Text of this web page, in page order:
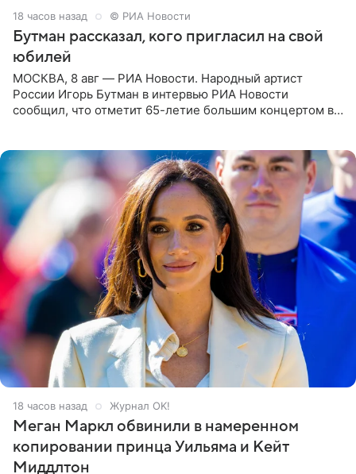
18 часов назад © РИА Новости
Бутман рассказал, кого пригласил на свой
юбилей
МОСКВА, 8 авг — РИА Новости. Народный артист
России Игорь Бутман в интервью РИА Новости
сообщил, что отметит 65-летие большим концертом в
18 часов назад Журнал OK!
Меган Маркл обвинили в намеренном
копировании принца Уильяма и Кейт
Миддлтон